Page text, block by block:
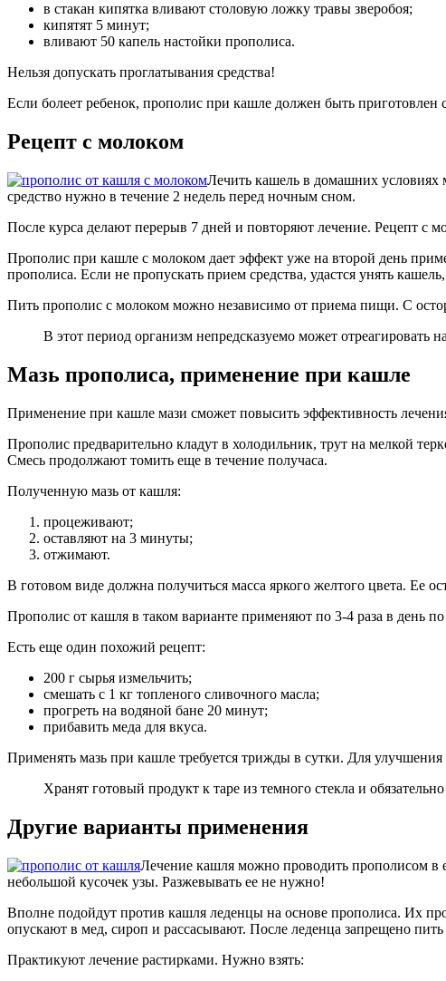
в стакан кипятка вливают столовую ложку травы зверобоя;
кипятят 5 минут;
вливают 50 капель настойки прополиса.
Нельзя допускать проглатывания средства!
Если болеет ребенок, прополис при кашле должен быть
Рецепт с молоком
Лечить кашель в домашних условиях
средство нужно в течение 2 недель перед ночным сном.
После курса делают перерыв 7 дней и повторяют лечение. Рецепт с
Прополис при кашле с молоком дает эффект уже на второй день
прополиса. Если не пропускать прием средства, удастся унять
Пить прополис с молоком можно независимо от приема пищи. С
В этот период организм непредсказуемо может отреагировать
Мазь прополиса, применение при кашле
Применение при кашле мази сможет повысить эффективность
Прополис предварительно кладут в холодильник, трут на мелкой
Смесь продолжают томить еще в течение получаса.
Полученную мазь от кашля:
процеживают;
оставляют на 3 минуты;
отжимают.
В готовом виде должна получиться масса яркого желтого цвета. Ее
Прополис от кашля в таком варианте применяют по 3-4 раза в
Есть еще один похожий рецепт:
200 г сырья измельчить;
смешать с 1 кг топленого сливочного масла;
прогреть на водяной бане 20 минут;
прибавить меда для вкуса.
Применять мазь при кашле требуется трижды в сутки. Для
Хранят готовый продукт к таре из темного стекла и
Другие варианты применения
Лечение кашля можно проводить прополисом в
небольшой кусочек узы. Разжевывать ее не нужно!
Вполне подойдут против кашля леденцы на основе прополиса. Их
опускают в мед, сироп и рассасывают. После леденца запрещено пить
Практикуют лечение растирками. Нужно взять: